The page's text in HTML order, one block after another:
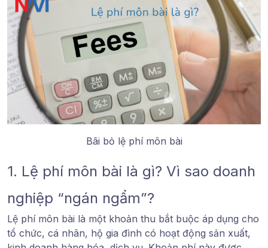
Bãi bỏ lệ phí môn bài
1. Lệ phí môn bài là gì? Vì sao doanh
nghiệp “ngán ngẩm”?
Lệ phí môn bài là một khoản thu bắt buộc áp dụng cho
tổ chức, cá nhân, hộ gia đình có hoạt động sản xuất,